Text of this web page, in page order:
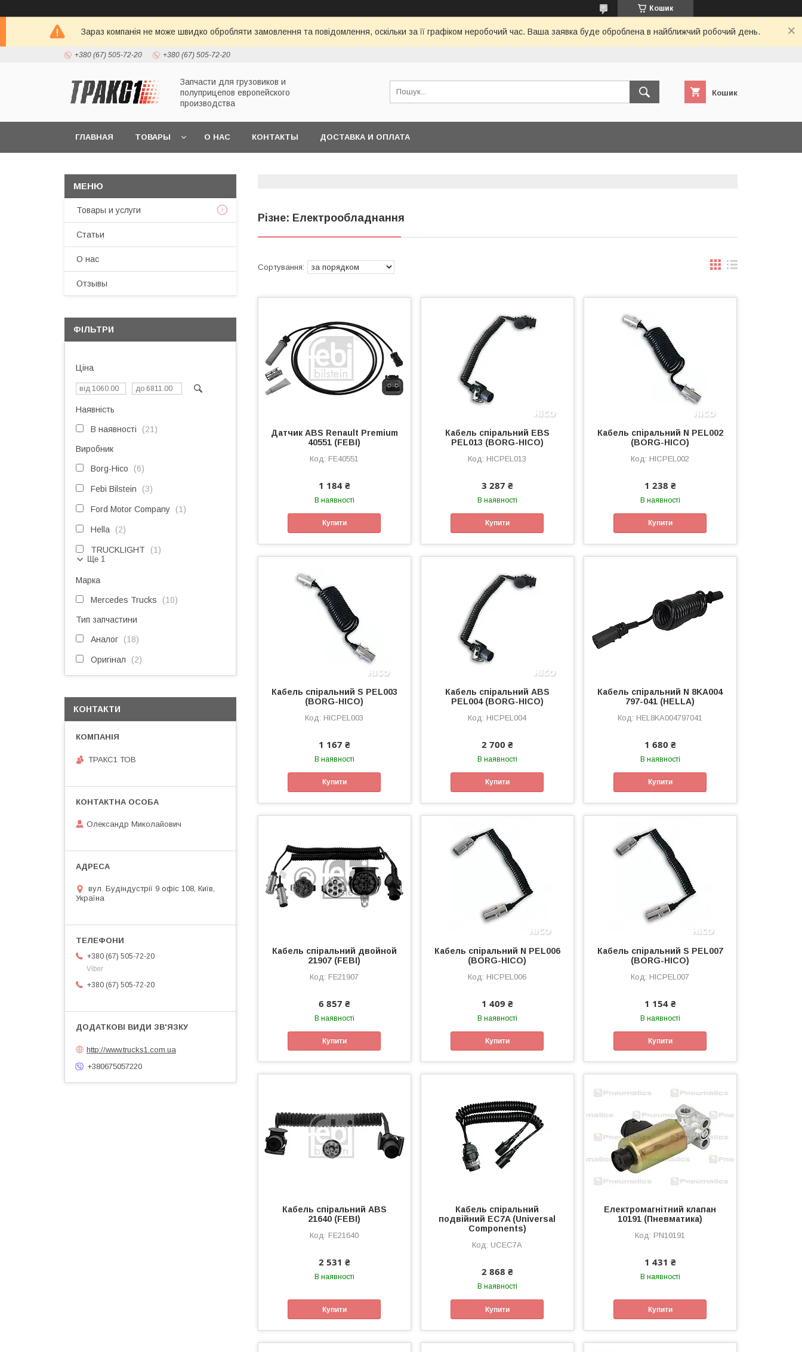
Кошик
Зараз компанія не може швидко обробляти замовлення та повідомлення, оскільки за її графіком неробочий час. Ваша заявка буде оброблена в найближчий робочий день.
+380 (67) 505-72-20 +380 (67) 505-72-20
Запчасти для грузовиков и
полуприцепов европейского
производства
Кошик
ГЛАВНАЯ ТОВАРЫ О НАС КОНТАКТЫ ДОСТАВКА И ОПЛАТА
Різне: Електрообладнання
Датчик ABS Renault Premium
40551 (FEBI)
FE40551
1 184 ₴
В наявності
Купити
Кабель спіральний EBS
PEL013 (BORG-HICO)
HICPEL013
3 287 ₴
В наявності
Купити
Кабель спіральний N PEL002
(BORG-HICO)
HICPEL002
1 238 ₴
В наявності
Купити
Кабель спіральний S PEL003
(BORG-HICO)
HICPEL003
1 167 ₴
В наявності
Купити
Кабель спіральний ABS
PEL004 (BORG-HICO)
HICPEL004
2 700 ₴
В наявності
Купити
Кабель спіральний N 8KA004
797-041 (HELLA)
HEL8KA004797041
1 680 ₴
В наявності
Купити
Кабель спіральний двойной
21907 (FEBI)
FE21907
6 857 ₴
В наявності
Купити
Кабель спіральний N PEL006
(BORG-HICO)
HICPEL006
1 409 ₴
В наявності
Купити
Кабель спіральний S PEL007
(BORG-HICO)
HICPEL007
1 154 ₴
В наявності
Купити
Кабель спіральний ABS
21640 (FEBI)
FE21640
2 531 ₴
В наявності
Купити
Кабель спіральний
подвійний EC7A (Universal
Components)
UCEC7A
2 868 ₴
В наявності
Купити
Електромагнітний клапан
10191 (Пневматика)
PN10191
1 431 ₴
В наявності
Купити
Товары и услуги
Статьи
О нас
Отзывы
ФІЛЬТРИ
Ціна
Наявність
В наявності 21
Виробник
Borg-Hico 6
Febi Bilstein 3
Ford Motor Company 1
Hella 2
TRUCKLIGHT 1
Ще 1
Марка
Mercedes Trucks 10
Тип запчастини
Аналог 18
Оригінал 2
КОНТАКТИ
ТРАКС1 ТОВ
Олександр Миколайович
вул. Будіндустрії 9 офіс 108, Київ,
Україна
+380 (67) 505-72-20
Viber
+380 (67) 505-72-20
http://www.trucks1.com.ua
+380675057220